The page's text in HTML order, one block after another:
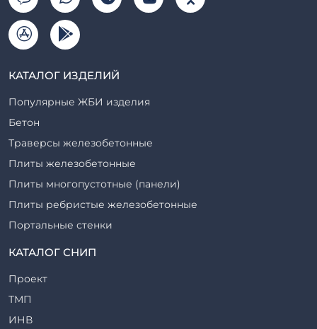
КАТАЛОГ ИЗДЕЛИЙ
Популярные ЖБИ изделия
Бетон
Траверсы железобетонные
Плиты железобетонные
Плиты многопустотные (панели)
Плиты ребристые железобетонные
Портальные стенки
Прогоны железобетонные
Ригели железобетонные
Сваи железобетонные
КАТАЛОГ СНИП
Проект
ТМП
ИНВ